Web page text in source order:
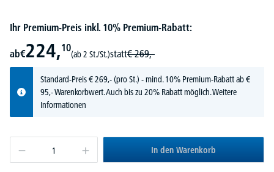
Ihr Premium-Preis inkl. 10% Premium-Rabatt:
ab€224,10
(ab 2 St./St.)statt€ 269,-
Standard-Preis€269,-(pro St.) - mind. 10% Premium-Rabatt ab €
95,- Warenkorbwert. Auch bis zu 20% Rabatt möglich.Weitere
Informationen
In den Warenkorb